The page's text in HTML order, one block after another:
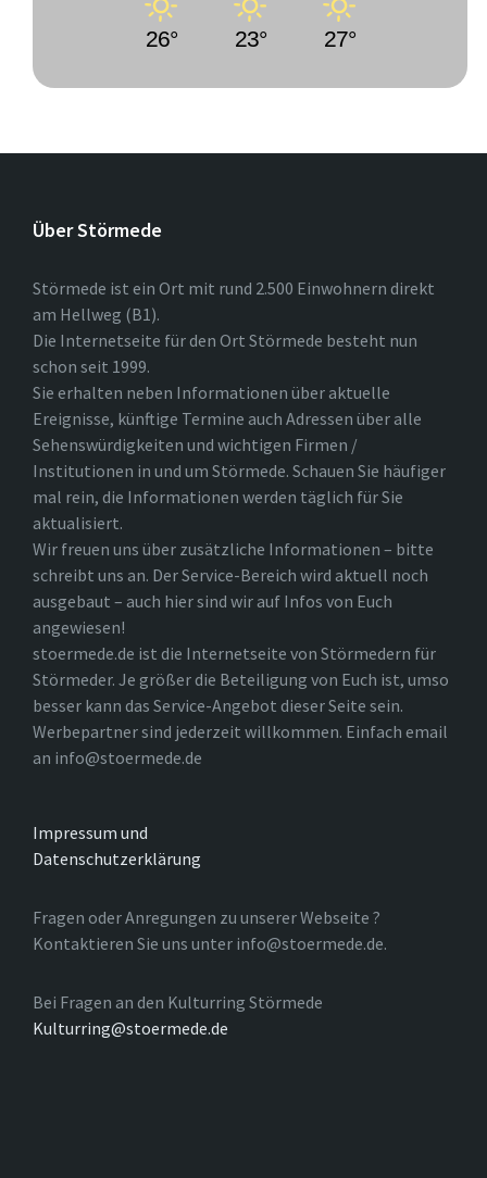
26° 23° 27°
Über Störmede
Störmede ist ein Ort mit rund 2.500 Einwohnern direkt
am Hellweg (B1).
Die Internetseite für den Ort Störmede besteht nun
schon seit 1999.
Sie erhalten neben Informationen über aktuelle
Ereignisse, künftige Termine auch Adressen über alle
Sehenswürdigkeiten und wichtigen Firmen /
Institutionen in und um Störmede. Schauen Sie häufiger
mal rein, die Informationen werden täglich für Sie
aktualisiert.
Wir freuen uns über zusätzliche Informationen – bitte
schreibt uns an. Der Service-Bereich wird aktuell noch
ausgebaut – auch hier sind wir auf Infos von Euch
angewiesen!
stoermede.de ist die Internetseite von Störmedern für
Störmeder. Je größer die Beteiligung von Euch ist, umso
besser kann das Service-Angebot dieser Seite sein.
Werbepartner sind jederzeit willkommen. Einfach email
an info@stoermede.de
Impressum und
Datenschutzerklärung
Fragen oder Anregungen zu unserer Webseite ?
Kontaktieren Sie uns unter info@stoermede.de.
Bei Fragen an den Kulturring Störmede
Kulturring@stoermede.de